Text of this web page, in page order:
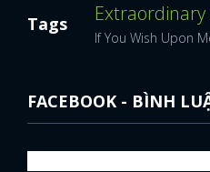
Tags Extraordinary
If You Wish Upon
FACEBOOK - BÌNH